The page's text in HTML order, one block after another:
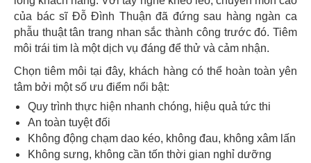
của bác sĩ Đỗ Đình Thuận đã đứng sau hàng ngàn ca
phẫu thuật tân trang nhan sắc thành công trước đó. Tiêm
môi trái tim là một dịch vụ đáng để thử và cảm nhận.
Chọn tiêm môi tại đây, khách hàng có thể hoàn toàn yên
tâm bởi một số ưu điểm nổi bật:
Quy trình thực hiện nhanh chóng, hiệu quả tức thi
An toàn tuyệt đối
Không động chạm dao kéo, không đau, không xâm lấn
Không sưng, không cần tốn thời gian nghỉ dưỡng